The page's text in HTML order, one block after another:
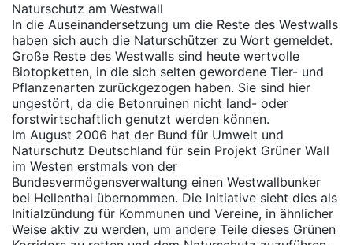
Naturschutz am Westwall
In die Auseinandersetzung um die Reste des Westwalls
haben sich auch die Naturschützer zu Wort gemeldet.
Große Reste des Westwalls sind heute wertvolle
Biotopketten, in die sich selten gewordene Tier- und
Pflanzenarten zurückgezogen haben. Sie sind hier
ungestört, da die Betonruinen nicht land- oder
forstwirtschaftlich genutzt werden können.
Im August 2006 hat der Bund für Umwelt und
Naturschutz Deutschland für sein Projekt Grüner Wall
im Westen erstmals von der
Bundesvermögensverwaltung einen Westwallbunker
bei Hellenthal übernommen. Die Initiative sieht dies als
Initialzündung für Kommunen und Vereine, in ähnlicher
Weise aktiv zu werden, um andere Teile dieses Grünen